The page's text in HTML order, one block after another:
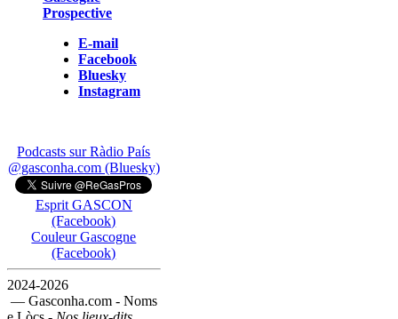
Prospective
E-mail
Facebook
Bluesky
Instagram
Podcasts sur Ràdio País
@gasconha.com (Bluesky)
Esprit GASCON
(Facebook)
Couleur Gascogne
(Facebook)
2024-2026
— Gasconha.com - Noms